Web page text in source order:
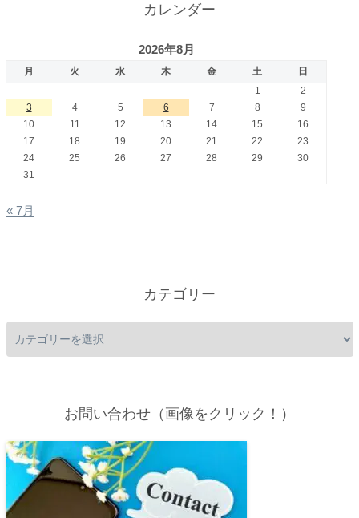
カレンダー
2026年8月
月 火 水 木 金 土
日
1
2
3
4 5 6 7 8
9
10
11 12 13 14 15
16
17
18 19 20 21 22
23
24
25 26 27 28 29
30
31
« 7月
カテゴリー
お問い合わせ（画像をクリック！）